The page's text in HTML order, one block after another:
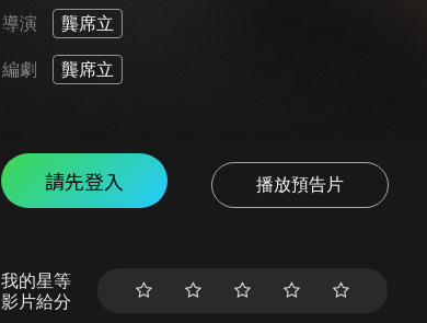
導演 龔席立
編劇 龔席立
請先登入 播放預告片
我的星等
影片給分